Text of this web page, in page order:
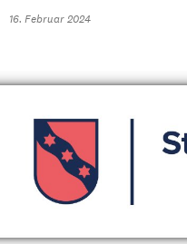
16. Februar 2024